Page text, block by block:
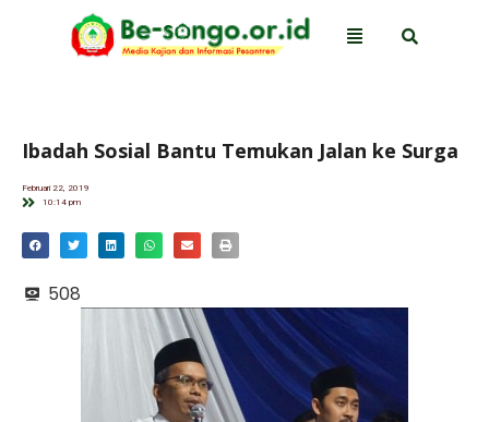
Ibadah Sosial Bantu Temukan Jalan ke Surga
Februari 22, 2019
10:14 pm
508